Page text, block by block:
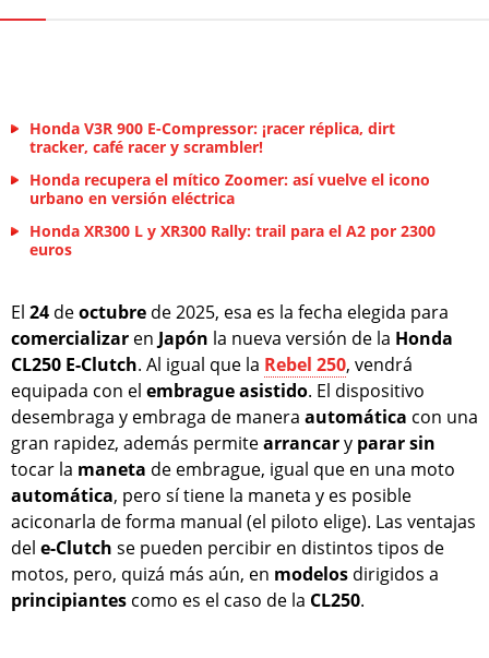
Honda V3R 900 E-Compressor: ¡racer réplica, dirt
tracker, café racer y scrambler!
Honda recupera el mítico Zoomer: así vuelve el icono
urbano en versión eléctrica
Honda XR300 L y XR300 Rally: trail para el A2 por 2300
euros
El 24 deoctubre de 2025, esa es la fecha elegida para
comercializar en Japón la nueva versión de la Honda
CL250 E-Clutch. Al igual que la Rebel 250, vendrá
equipada con el embrague asistido. El dispositivo
desembraga y embraga de manera automática con una
gran rapidez, además permitearrancary pararsin
tocar la maneta de embrague, igual que en una moto
automática, pero sí tiene la maneta y es posible
aciconarla de forma manual (el piloto elige). Las ventajas
del e-Clutch se pueden percibir en distintos tipos de
motos, pero, quizá más aún, en modelos dirigidos a
principiantes como es el caso de la CL250.